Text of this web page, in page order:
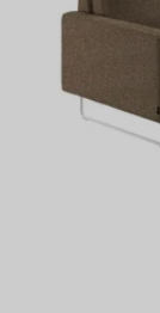
2 modaali-